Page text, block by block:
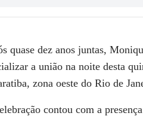
quase dez anos juntas,
a união na noite desta
zona oeste do Rio de
contou com a